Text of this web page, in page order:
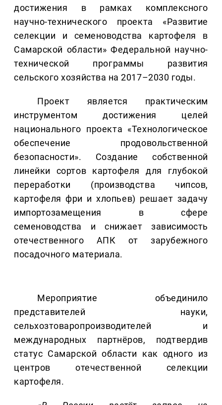
достижения в рамках комплексного
научно-технического проекта «Развитие
селекции и семеноводства картофеля в
Самарской области» Федеральной научно-
технической программы развития
сельского хозяйства на 2017–2030 годы.
Проект является практическим
инструментом достижения целей
национального проекта «Технологическое
обеспечение продовольственной
безопасности». Создание собственной
линейки сортов картофеля для глубокой
переработки (производства чипсов,
картофеля фри и хлопьев) решает задачу
импортозамещения в сфере
семеноводства и снижает зависимость
отечественного АПК от зарубежного
посадочного материала.
Мероприятие объединило
представителей науки,
сельхозтоваропроизводителей и
международных партнёров, подтвердив
статус Самарской области как одного из
центров отечественной селекции
картофеля.